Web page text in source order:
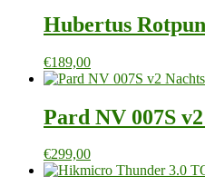
Hubertus
€189,00
Pard NV 007S
€299,00